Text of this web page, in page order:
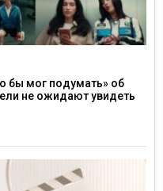
бы мог подумать» об
не ожидают увидеть